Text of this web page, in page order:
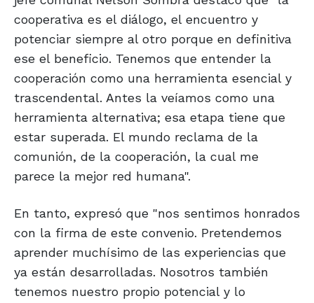
cooperativa es el diálogo, el encuentro y
potenciar siempre al otro porque en definitiva
ese el beneficio. Tenemos que entender la
cooperación como una herramienta esencial y
trascendental. Antes la veíamos como una
herramienta alternativa; esa etapa tiene que
estar superada. El mundo reclama de la
comunión, de la cooperación, la cual me
parece la mejor red humana".
En tanto, expresó que "nos sentimos honrados
con la firma de este convenio. Pretendemos
aprender muchísimo de las experiencias que
ya están desarrolladas. Nosotros también
tenemos nuestro propio potencial y lo